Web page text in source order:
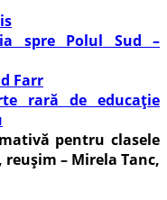
spre Polul Sud –
Farr
rară de educație
pentru clasele
reușim – Mirela Tanc,